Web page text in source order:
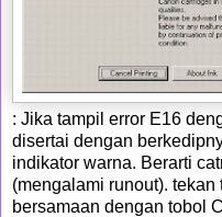
: Jika tampil error E16
disertai dengan
indikator warna. Berarti
(mengalami runout).
bersamaan dengan tobol